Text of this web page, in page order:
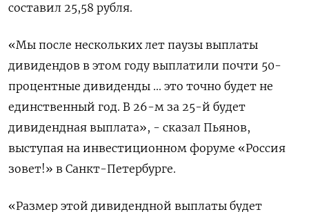
составил 25,58 рубля.
«Мы после нескольких лет паузы выплаты
дивидендов в этом году выплатили почти 50-
процентные дивиденды ... это точно будет не
единственный год. В 26-м за 25-й будет
дивидендная выплата», - сказал Пьянов,
выступая на инвестиционном форуме «Россия
зовет!» в Санкт-Петербурге.
«Размер этой дивидендной выплаты будет